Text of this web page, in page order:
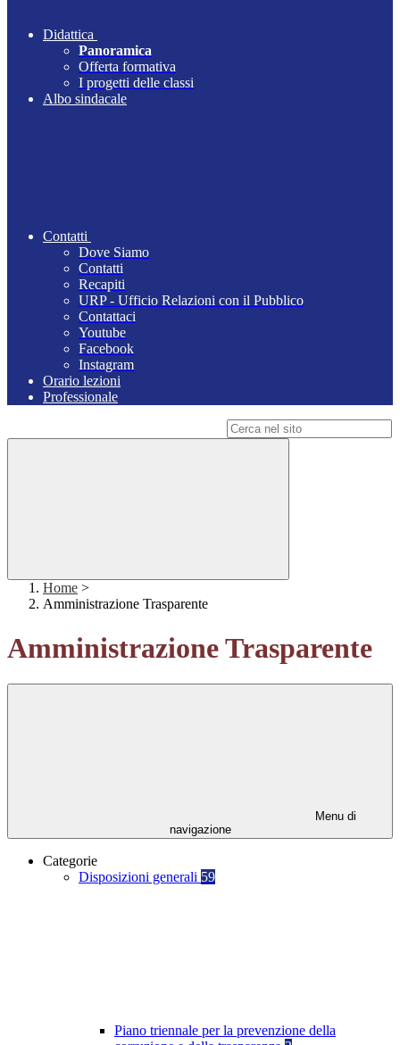
Didattica
Panoramica
Offerta formativa
I progetti delle classi
Albo sindacale
Contatti
Dove Siamo
Contatti
Recapiti
URP - Ufficio Relazioni con il Pubblico
Contattaci
Youtube
Facebook
Instagram
Orario lezioni
Professionale
Home >
Amministrazione Trasparente
Amministrazione Trasparente
Menu di
navigazione
Categorie
Disposizioni generali 59
Piano triennale per la prevenzione della